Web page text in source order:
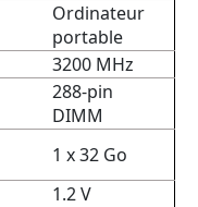
Ordinateur
portable
3200 MHz
288-pin
DIMM
1 x 32 Go
1.2 V